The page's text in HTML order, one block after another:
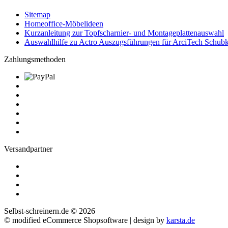
Sitemap
Homeoffice-Möbelideen
Kurzanleitung zur Topfscharnier- und Montageplattenauswahl
Auswahlhilfe zu Actro Auszugsführungen für ArciTech
Zahlungsmethoden
Versandpartner
Selbst-schreinern.de © 2026
© modified eCommerce Shopsoftware | design by karsta.de